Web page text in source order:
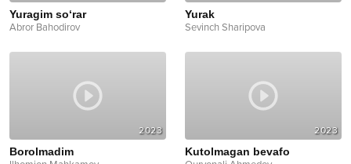
Yuragim so‘rar
Abror Bahodirov
Yurak
Sevinch Sharipova
2023
Borolmadim
2023
Kutolmagan bevafo